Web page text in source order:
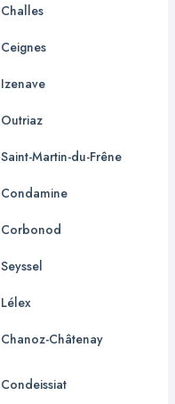
Challes
Ceignes
Izenave
Outriaz
Saint-Martin-du-Frêne
Condamine
Corbonod
Seyssel
Lélex
Chanoz-Châtenay
Condeissiat